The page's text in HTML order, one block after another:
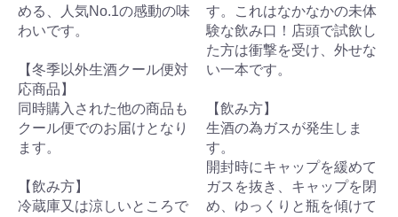
める、人気No.1の感動の味
わいです。
【冬季以外生酒クール便対
応商品】
同時購入された他の商品も
クール便でのお届けとなり
ます。
【飲み方】
冷蔵庫又は涼しいところで
す。これはなかなかの未体
験な飲み口！店頭で試飲し
た方は衝撃を受け、外せな
い一本です。
【飲み方】
生酒の為ガスが発生しま
す。
開封時にキャップを緩めて
ガスを抜き、キャップを閉
め、ゆっくりと瓶を傾けて